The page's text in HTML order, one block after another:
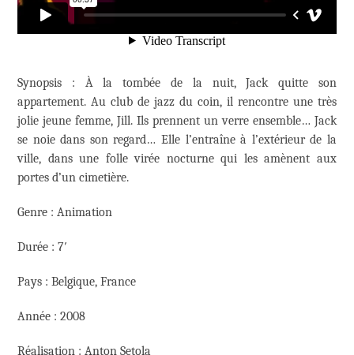
Synopsis : À la tombée de la nuit, Jack quitte son
appartement. Au club de jazz du coin, il rencontre une très
jolie jeune femme, Jill. Ils prennent un verre ensemble… Jack
se noie dans son regard… Elle l’entraîne à l’extérieur de la
ville, dans une folle virée nocturne qui les amènent aux
portes d’un cimetière.
Genre : Animation
Durée : 7′
Pays : Belgique, France
Année : 2008
Réalisation : Anton Setola